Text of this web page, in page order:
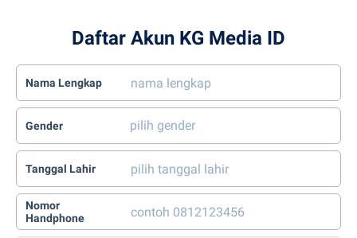
Daftar Akun KG Media ID
Nama Lengkap
Gender
Tanggal Lahir
Nomor
Handphone